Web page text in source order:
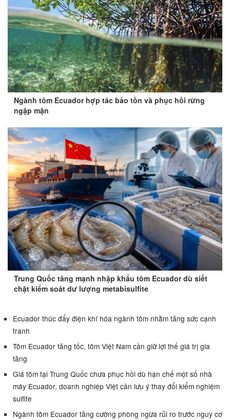
Ngành tôm Ecuador hợp tác bảo tồn và phục hồi rừng
ngập mặn
Trung Quốc tăng mạnh nhập khẩu tôm Ecuador dù siết
chặt kiểm soát dư lượng metabisulfite
Ecuador thúc đẩy điện khí hóa ngành tôm nhằm tăng sức cạnh
tranh
Tôm Ecuador tăng tốc, tôm Việt Nam cần giữ lợi thế giá trị gia
tăng
Giá tôm tại Trung Quốc chưa phục hồi dù hạn chế một số nhà
máy Ecuador, doanh nghiệp Việt cần lưu ý thay đổi kiểm nghiệm
sulfite
Ngành tôm Ecuador tăng cường phòng ngừa rủi ro trước nguy cơ